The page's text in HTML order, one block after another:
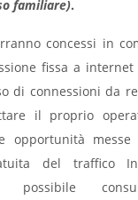
familiare).
concessi in
fissa a
di connessioni da
il proprio
opportunità
del traffico
possibile